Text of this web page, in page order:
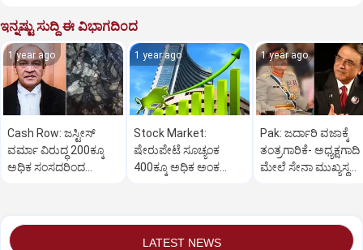
ಇನ್ನಷ್ಟು ಸುದ್ದಿ ಈ ವಿಭಾಗದಿಂದ
1 year ago
Cash Row: ಜಸ್ಟೀಸ್‌
ವರ್ಮಾ ವಿರುದ್ಧ 200ಕ್ಕೂ
ಅಧಿಕ ಸಂಸದರಿಂದ
1 year ago
Stock Market:
ಷೇರುಪೇಟೆ ಸೂಚ್ಯಂಕ
400ಕ್ಕೂ ಅಧಿಕ ಅಂಕ
1 year ago
Pak: ಜರ್ದಾರಿ ವಜಾಕ್ಕೆ
ತಂತ್ರಗಾರಿಕೆ- ಅಧ್ಯಕ್ಷಗಾದಿ
ಮೇಲೆ ಸೇನಾ ಮುಖ್ಯಸ್ಥ
LATEST NEWS